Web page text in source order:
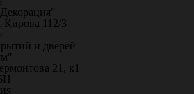
Кирова 112/3
и дверей
21, к1